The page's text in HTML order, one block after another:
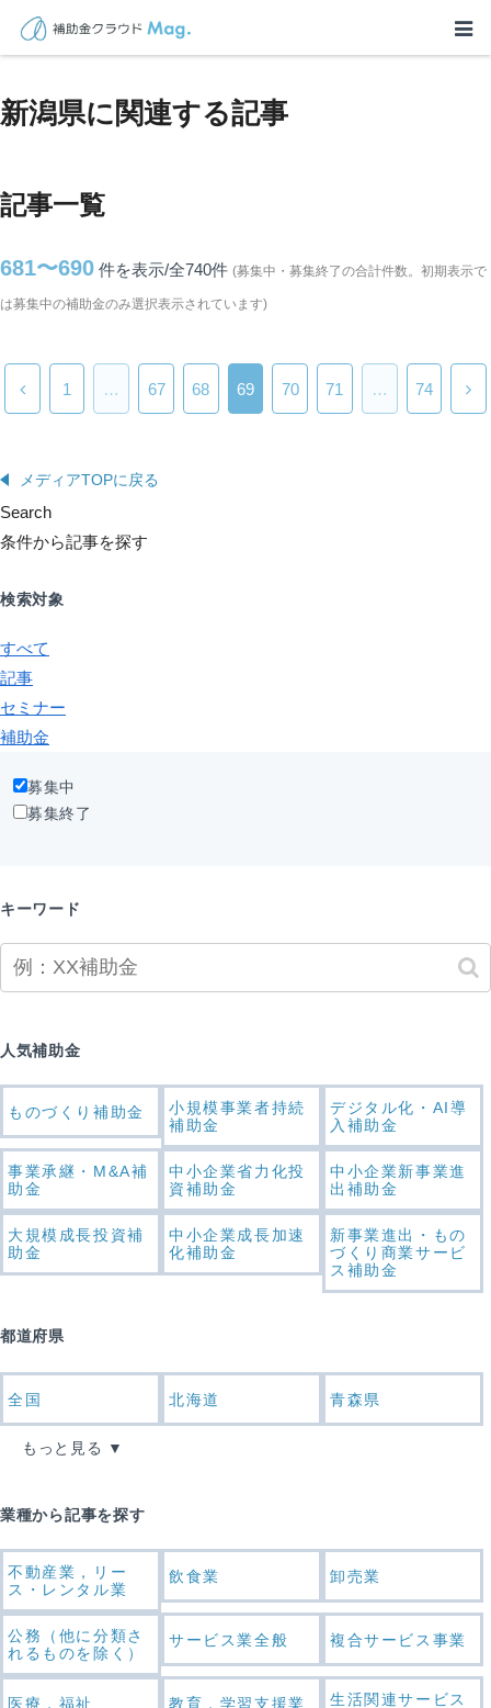
TOP > 補助金・助成金詳細>新潟県に関連する記事
新潟県に関連する記事
記事一覧
681〜690 件を表示/全740件 (募集中・募集終了の合計件数。初期表示で
は募集中の補助金のみ選択表示されています)
1 … 67 68 69 70 71 … 74
メディアTOPに戻る
Search
条件から記事を探す
検索対象
すべて
記事
セミナー
補助金
募集中
募集終了
キーワード
人気補助金
ものづくり補助金
小規模事業者持続
補助金
デジタル化・AI導
入補助金
事業承継・M&A補
助金
中小企業省力化投
資補助金
中小企業新事業進
出補助金
大規模成長投資補
助金
中小企業成長加速
化補助金
新事業進出・もの
づくり商業サービ
ス補助金
都道府県
全国 北海道 青森県
もっと見る
業種から記事を探す
不動産業，リー
ス・レンタル業
飲食業 卸売業
公務（他に分類さ
れるものを除く）
サービス業全般 複合サービス事業
医療，福祉 教育，学習支援業
生活関連サービス